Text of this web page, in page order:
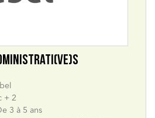
+ 2
3 à 5 ans